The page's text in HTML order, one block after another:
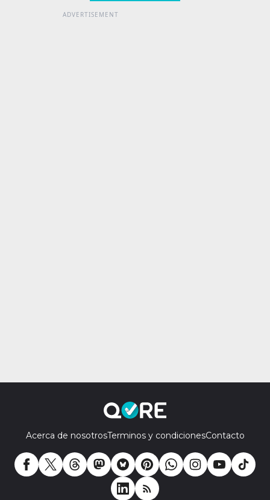
Acerca de nosotrosTerminos y condicionesContacto